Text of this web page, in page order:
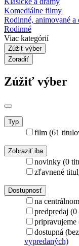
Komediálne filmy
Rodinné, animované a
Rodinné
Viac kategórií
Zúžiť výber
Zoradiť
Zúžiť výber
Typ
film (61
Zobraziť iba
novinky (0
zľavnené
Dostupnosť
na
predpredaj
dostupná
vypredaných)